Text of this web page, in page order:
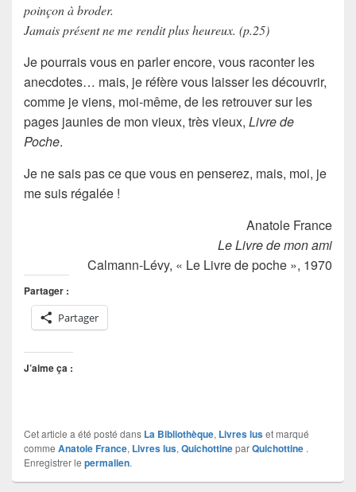
poinçon à broder.
Jamais présent ne me rendit plus heureux. (p.25)
Je pourrais vous en parler encore, vous raconter les
anecdotes… mais, je réfère vous laisser les découvrir,
comme je viens, moi-même, de les retrouver sur les
pages jauniesde mon vieux, très vieux, Livre de
Poche.
Je ne sais pas ce que vous en penserez, mais, moi, je
me suis régalée !
Anatole France
Le Livre de mon ami
Calmann-Lévy, « Le Livre de poche », 1970
Partager :
Partager
J’aime ça :
Cet article a été posté dans La Bibliothèque, Livres luset marqué
comme Anatole France, Livres lus, QuichottineparQuichottine .
Enregistrer le permalien.